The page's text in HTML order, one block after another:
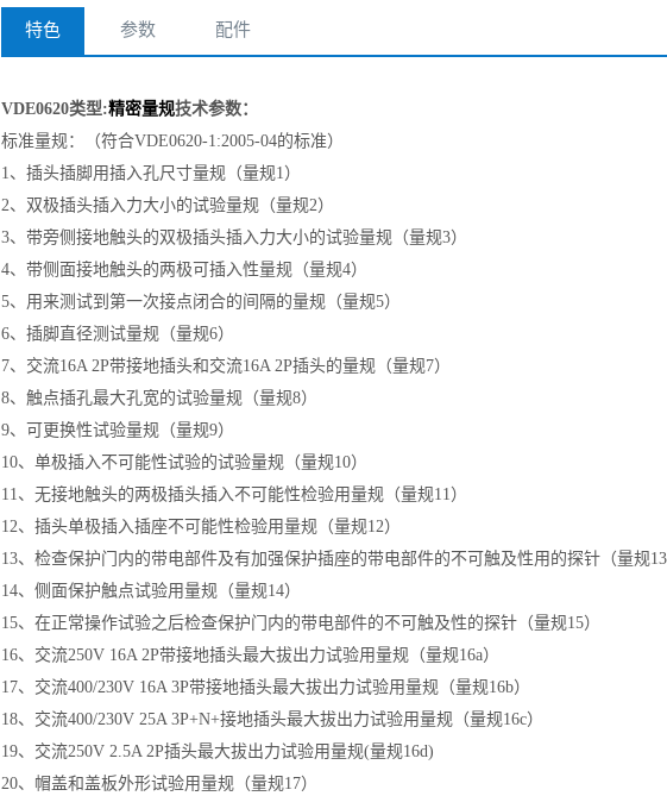
特色 参数 配件
VDE0620类型:精密量规技术参数：
标准量规：（符合VDE0620-1:2005-04的标准）
1、插头插脚用插入孔尺寸量规（量规1）
2、双极插头插入力大小的试验量规（量规2）
3、带旁侧接地触头的双极插头插入力大小的试验量规（量规3）
4、带侧面接地触头的两极可插入性量规（量规4）
5、用来测试到第一次接点闭合的间隔的量规（量规5）
6、插脚直径测试量规（量规6）
7、交流16A 2P带接地插头和交流16A 2P插头的量规（量规7）
8、触点插孔最大孔宽的试验量规（量规8）
9、可更换性试验量规（量规9）
10、单极插入不可能性试验的试验量规（量规10）
11、无接地触头的两极插头插入不可能性检验用量规（量规11）
12、插头单极插入插座不可能性检验用量规（量规12）
13、检查保护门内的带电部件及有加强保护插座的带电部件的不可触及性用的探针（量规
14、侧面保护触点试验用量规（量规14）
15、在正常操作试验之后检查保护门内的带电部件的不可触及性的探针（量规15）
16、交流250V 16A 2P带接地插头最大拔出力试验用量规（量规16a）
17、交流400/230V 16A 3P带接地插头最大拔出力试验用量规（量规16b）
18、交流400/230V 25A 3P+N+接地插头最大拔出力试验用量规（量规16c）
19、交流250V 2.5A 2P插头最大拔出力试验用量规(量规16d)
20、帽盖和盖板外形试验用量规（量规17）